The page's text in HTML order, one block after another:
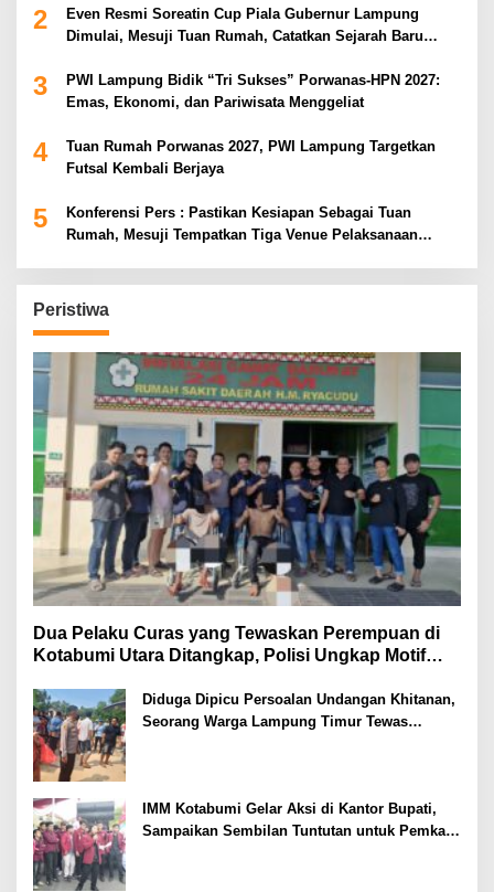
2
Even Resmi Soreatin Cup Piala Gubernur Lampung
Dimulai, Mesuji Tuan Rumah, Catatkan Sejarah Baru
3
PWI Lampung Bidik “Tri Sukses” Porwanas-HPN 2027:
Emas, Ekonomi, dan Pariwisata Menggeliat
4
Tuan Rumah Porwanas 2027, PWI Lampung Targetkan
Futsal Kembali Berjaya
5
Konferensi Pers : Pastikan Kesiapan Sebagai Tuan
Rumah, Mesuji Tempatkan Tiga Venue Pelaksanaan
Peristiwa
Dua Pelaku Curas yang Tewaskan Perempuan di
Kotabumi Utara Ditangkap, Polisi Ungkap Motif
Diduga Dipicu Persoalan Undangan Khitanan,
Seorang Warga Lampung Timur Tewas
IMM Kotabumi Gelar Aksi di Kantor Bupati,
Sampaikan Sembilan Tuntutan untuk Pemkab